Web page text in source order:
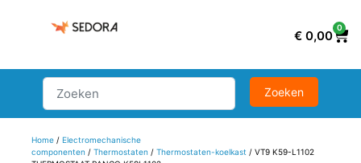
€ 0,00
0
Home/ Electromechanische
componenten / Thermostaten / Thermostaten-koelkast / VT9 K59-L1102